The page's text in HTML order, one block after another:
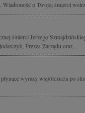
o Twojej śmierci
śmierci Jerzego
Prezes Zarządu oraz...
wyrazy współczucia po